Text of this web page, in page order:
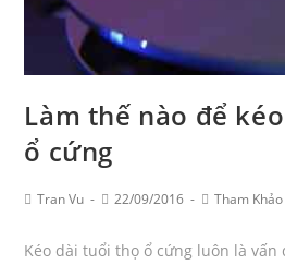
Làm thế nào để
ổ cứng
PostTran Vu
Post22/09/2016
PostTham Khảo
Kéo dài tuổi thọ ổ cứng luôn là